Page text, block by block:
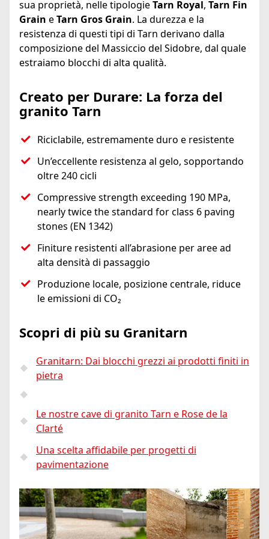
sua proprietà, nelle tipologieTarn Royal, Tarn Fin
Grain eTarn Gros Grain. La durezza e la
resistenza di questi tipi di Tarn derivano dalla
composizione del Massiccio del Sidobre, dal quale
estraiamo blocchi di alta qualità.
Creato per Durare: La forza del
granito Tarn
Riciclabile, estremamente duro e resistente
Un’eccellente resistenza al gelo, sopportando
oltre 240 cicli
Compressive strength exceeding 190 MPa,
nearly twice the standard for class 6 paving
stones (EN 1342)
Finiture resistenti all’abrasione per aree ad
alta densità di passaggio
Produzione locale, posizione centrale, riduce
le emissioni di CO₂
Scopri di più su Granitarn
Granitarn: Dai blocchi grezzi ai prodotti finiti in
pietra
Le nostre cave di granito Tarn e Rose de la
Clarté
Una scelta affidabile per progetti di
pavimentazione